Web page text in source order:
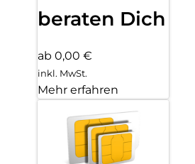
beraten Dich
ab 0,00 €
inkl. MwSt.
Mehr erfahren